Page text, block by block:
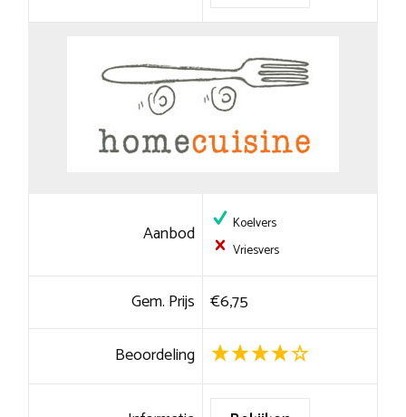
Aanbod
Koelvers
Vriesvers
Gem. Prijs €6,75
Beoordeling